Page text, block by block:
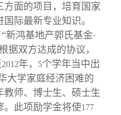
方面的项目，培育国家
际最新专业知识。
新鸿基地产郭氏基金·
据双方达成的协议，
2012年， 5个学年当中出
大学家庭经济困难的
教师、博士生、硕士生
。此项励学金将使177